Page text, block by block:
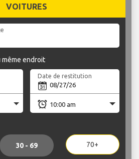
VOITURES
même endroit
Date de restitution
30 - 69 70+